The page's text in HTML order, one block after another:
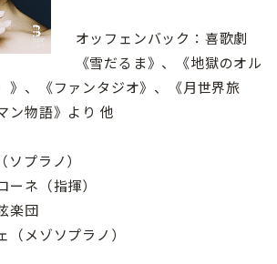
オッフェンバック：喜歌劇
《雪だるま》、《地獄のオル
》、《ファンタジオ》、《月世界旅
ン物語》より 他
プラノ）
ーネ（指揮）
楽団
（メゾソプラノ）